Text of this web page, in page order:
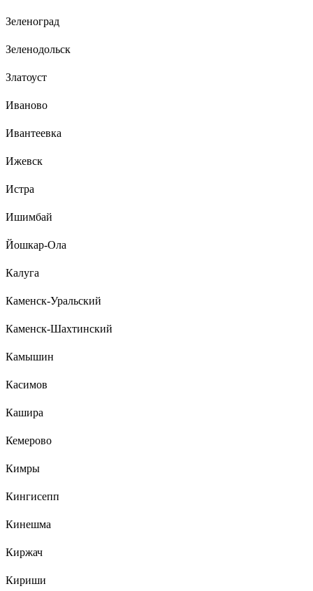
Зеленоград
Зеленодольск
Златоуст
Иваново
Ивантеевка
Ижевск
Истра
Ишимбай
Йошкар-Ола
Калуга
Каменск-Уральский
Каменск-Шахтинский
Камышин
Касимов
Кашира
Кемерово
Кимры
Кингисепп
Кинешма
Киржач
Кириши